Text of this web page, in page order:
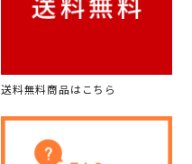
送料無料商品はこちら